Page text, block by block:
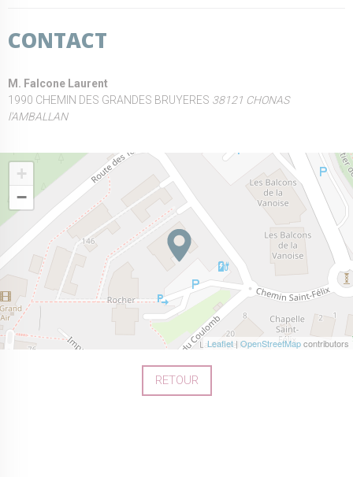
CONTACT
M. Falcone Laurent
1990 CHEMIN DES GRANDES BRUYERES 38121 CHONAS
l'AMBALLAN
+
−
Leaflet| OpenStreetMapcontributors
RETOUR